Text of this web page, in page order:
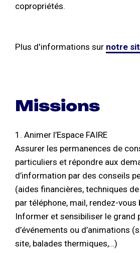
copropriétés.
Plus d'informations sur notre
Missions
1. Animer l’Espace FAIRE
Assurer les permanences de
particuliers et répondre aux
d’information par des conseils
(aides financières, techniques
par téléphone, mail, rendez-vous
Informer et sensibiliser le grand
d’événements ou d’animations
site, balades thermiques,…)